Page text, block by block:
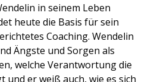
in seinem Leben
heute die Basis für sein
Coaching. Wendelin
Ängste und Sorgen als
welche Verantwortung die
er weiß auch, wie es sich